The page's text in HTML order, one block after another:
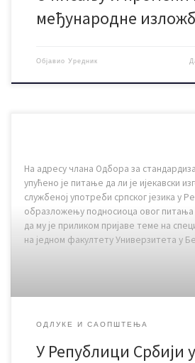
међународне
Објавио Уредник
На адресу члана Одбора за
упућено је питање да ли је ијекавски
службеној употреби српског језика у
образложењу подносиоца овог
да му је приликом пријаве теме на
на једном факултету Универзитета у
ОДЛУКЕ И САОПШТЕЊА
У Републици Србији